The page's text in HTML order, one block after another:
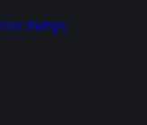
Pumps